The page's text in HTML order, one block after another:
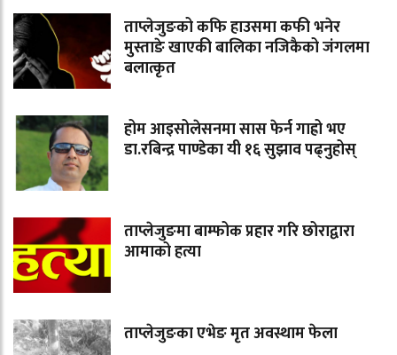
ताप्लेजुङको कफि हाउसमा कफी भनेर
मुस्ताङे खाएकी बालिका नजिकैको जंगलमा
बलात्कृत
होम आइसोलेसनमा सास फेर्न गाह्रो भए
डा.रबिन्द्र पाण्डेका यी १६ सुझाव पढ्नुहोस्
ताप्लेजुङमा बाम्फोक प्रहार गरि छोराद्वारा
आमाको हत्या
ताप्लेजुङका एभेङ मृत अवस्थाम फेला